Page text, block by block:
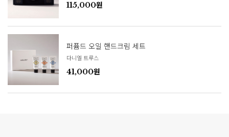
115,000원
퍼퓸드 오일 핸드크림 세트
다니엘 트루스
41,000원